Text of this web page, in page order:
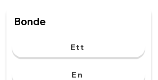
Bonde
Ett
En